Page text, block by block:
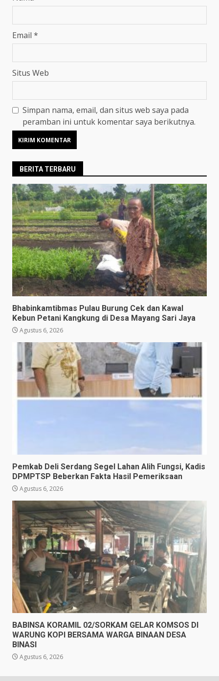
Email *
Situs Web
Simpan nama, email, dan situs web saya pada
peramban ini untuk komentar saya berikutnya.
BERITA TERBARU
Bhabinkamtibmas Pulau Burung Cek dan Kawal
Kebun Petani Kangkung di Desa Mayang Sari Jaya
Agustus 6, 2026
Pemkab Deli Serdang Segel Lahan Alih Fungsi, Kadis
DPMPTSP Beberkan Fakta Hasil Pemeriksaan
Agustus 6, 2026
BABINSA KORAMIL 02/SORKAM GELAR KOMSOS DI
WARUNG KOPI BERSAMA WARGA BINAAN DESA
BINASI
Agustus 6, 2026